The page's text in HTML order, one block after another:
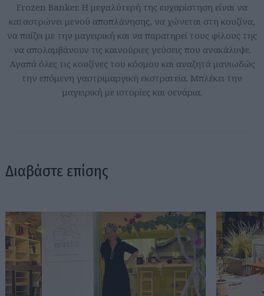
Frozen Banker. Η μεγαλύτερή της ευχαρίστηση είναι να
καταστρώνει μενού αποπλάνησης, να χώνεται στη κουζίνα,
να παίζει με την μαγειρική και να παρατηρεί τους φίλους της
να απολαμβάνουν τις καινούριες γεύσεις που ανακάλυψε.
Αγαπά όλες τις κουζίνες του κόσμου και αναζητά μανιωδώς
την επόμενη γαστριμαργική εκστρατεία. Μπλέκει την
μαγειρική με ιστορίες και σενάρια.
Διαβάστε επίσης